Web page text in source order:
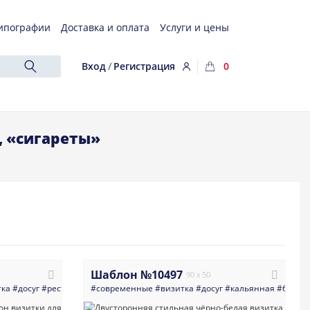
Доставка и оплата Услуги и цены
Вход/ Регистрация 0
#досуг#ресторан #кальянная #бар#минимализм #темная_визитка
Шаблон №10497 90 x 50
#современные #визитка #досуг#кальянная #бар